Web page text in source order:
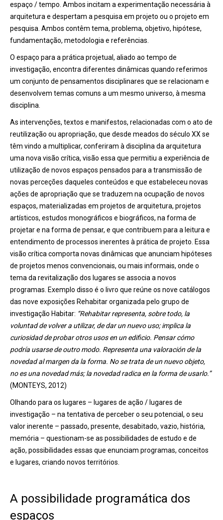
espaço / tempo. Ambos incitam a experimentação necessária à
arquitetura e despertam a pesquisa em projeto ou o projeto em
pesquisa. Ambos contêm tema, problema, objetivo, hipótese,
fundamentação, metodologia e referências.
O espaço para a prática projetual, aliado ao tempo de
investigação, encontra diferentes dinâmicas quando referimos
um conjunto de pensamentos disciplinares que se relacionam e
desenvolvem temas comuns a um mesmo universo, à mesma
disciplina.
As intervenções, textos e manifestos, relacionadas com o ato de
reutilização ou apropriação, que desde meados do século XX se
têm vindo a multiplicar, conferiram à disciplina da arquitetura
uma nova visão crítica, visão essa que permitiu a experiência de
utilização de novos espaços pensados para a transmissão de
novas perceções daqueles conteúdos e que estabeleceu novas
ações de apropriação que se traduzem na ocupação de novos
espaços, materializadas em projetos de arquitetura, projetos
artísticos, estudos monográficos e biográficos, na forma de
projetar e na forma de pensar, e que contribuem para a leitura e
entendimento de processos inerentes à prática de projeto. Essa
visão crítica comporta novas dinâmicas que anunciam hipóteses
de projetos menos convencionais, ou mais informais, onde o
tema da revitalização dos lugares se associa a novos
programas. Exemplo disso é o livro que reúne os nove catálogos
das nove exposições Rehabitar organizada pelo grupo de
investigação Habitar: “Rehabitar representa, sobre todo, la
voluntad de volver a utilizar, de dar un nuevo uso; implica la
curiosidad de probar otros usos en un edificio. Pensar cómo
podría usarse de outro modo. Representa una valoración de la
novedad al margen da la forma. No se trata de un nuevo objeto,
no es una novedad más; la novedad radica en la forma de usarlo.”
(MONTEYS, 2012)
Olhando para os lugares – lugares de ação / lugares de
investigação – na tentativa de perceber o seu potencial, o seu
valor inerente – passado, presente, desabitado, vazio, história,
memória – questionam-se as possibilidades de estudo e de
ação, possibilidades essas que enunciam programas, conceitos
e lugares, criando novos territórios.
A possibilidade programática dos
espaços